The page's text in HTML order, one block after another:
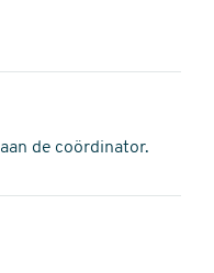
aan de coördinator.